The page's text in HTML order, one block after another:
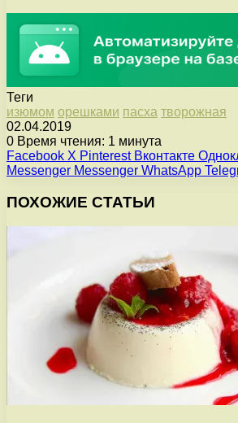
Теги
изюмом орешками пасха творожная
02.04.2019
0 Время чтения: 1 минута
Facebook X Pinterest Вконтакте
Messenger Messenger WhatsApp
ПОХОЖИЕ СТАТЬИ